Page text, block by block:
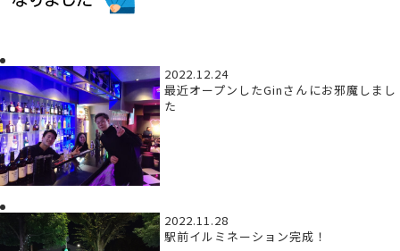
2022.12.24
最近オープンしたGinさんにお邪魔しまし
た
2022.11.28
駅前イルミネーション完成！